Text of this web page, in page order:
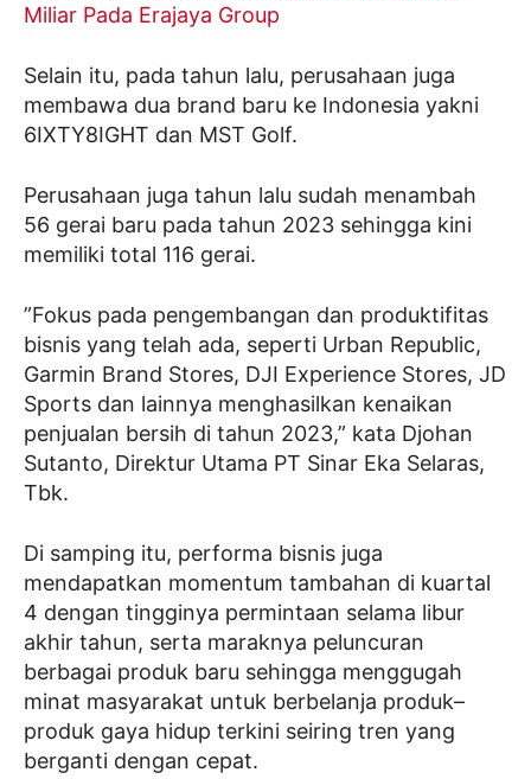
Miliar Pada Erajaya Group
Selain itu, pada tahun lalu, perusahaan juga
membawa dua brand baru ke Indonesia yakni
6IXTY8IGHT dan MST Golf.
Perusahaan juga tahun lalu sudah menambah
56 gerai baru pada tahun 2023 sehingga kini
memiliki total 116 gerai.
”Fokus pada pengembangan dan produktifitas
bisnis yang telah ada, seperti Urban Republic,
Garmin Brand Stores, DJI Experience Stores, JD
Sports dan lainnya menghasilkan kenaikan
penjualan bersih di tahun 2023,” kata Djohan
Sutanto, Direktur Utama PT Sinar Eka Selaras,
Tbk.
Di samping itu, performa bisnis juga
mendapatkan momentum tambahan di kuartal
4 dengan tingginya permintaan selama libur
akhir tahun, serta maraknya peluncuran
berbagai produk baru sehingga menggugah
minat masyarakat untuk berbelanja produk–
produk gaya hidup terkini seiring tren yang
berganti dengan cepat.